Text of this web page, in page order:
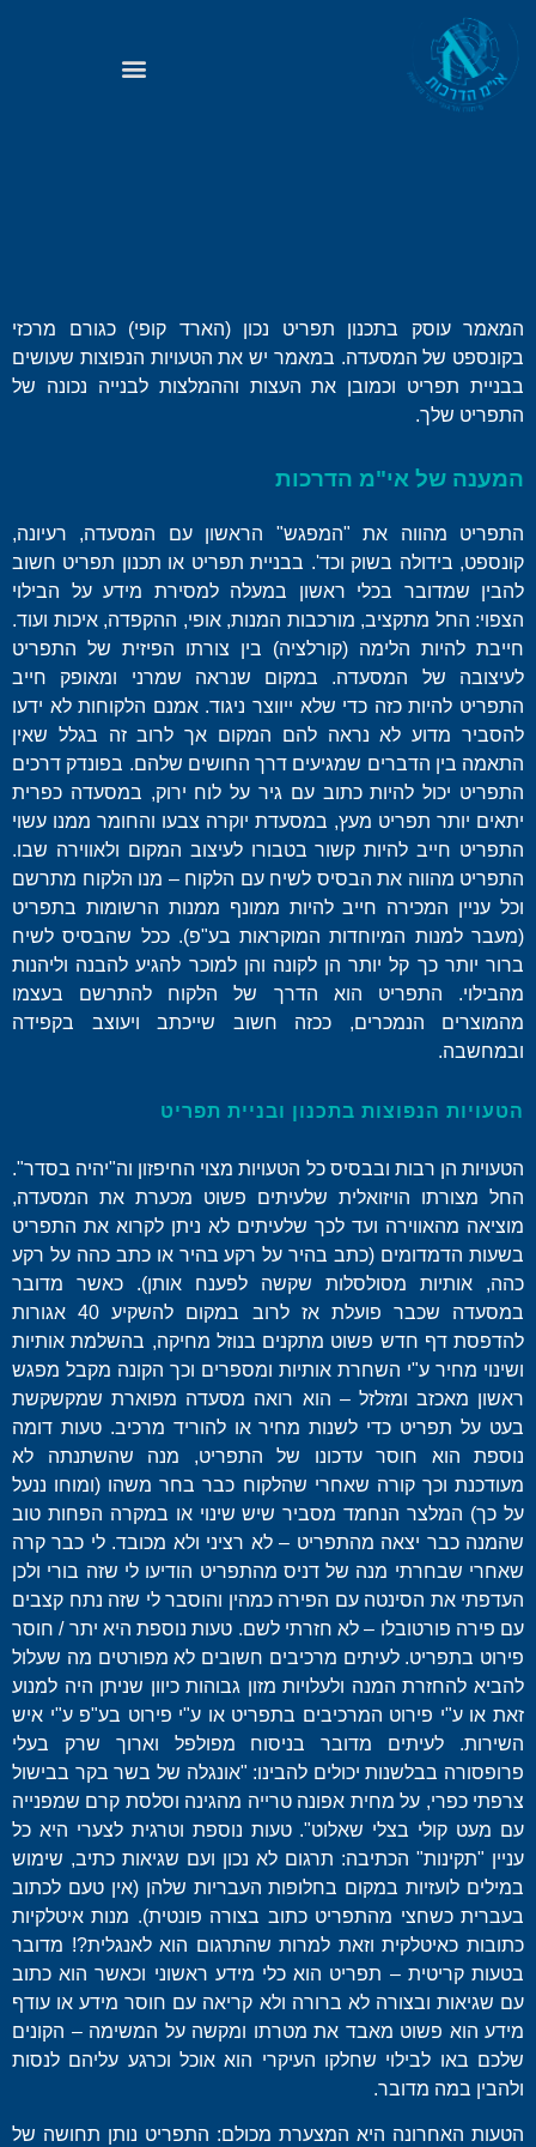
המאמר עוסק בתכנון תפריט נכון (הארד קופי) כגורם מרכזי
בקונספט של המסעדה. במאמר יש את הטעויות הנפוצות שעושים
בבניית תפריט וכמובן את העצות וההמלצות לבנייה נכונה של
התפריט שלך.
המענה של אי"מ הדרכות
התפריט מהווה את "המפגש" הראשון עם המסעדה, רעיונה,
קונספט, בידולה בשוק וכד'. בבניית תפריט או תכנון תפריט חשוב
להבין שמדובר בכלי ראשון במעלה למסירת מידע על הבילוי
הצפוי: החל מתקציב, מורכבות המנות, אופי, ההקפדה, איכות ועוד.
חייבת להיות הלימה (קורלציה) בין צורתו הפיזית של התפריט
לעיצובה של המסעדה. במקום שנראה שמרני ומאופק חייב
התפריט להיות כזה כדי שלא ייווצר ניגוד. אמנם הלקוחות לא ידעו
להסביר מדוע לא נראה להם המקום אך לרוב זה בגלל שאין
התאמה בין הדברים שמגיעים דרך החושים שלהם. בפונדק דרכים
התפריט יכול להיות כתוב עם גיר על לוח ירוק, במסעדה כפרית
יתאים יותר תפריט מעץ, במסעדת יוקרה צבעו והחומר ממנו עשוי
התפריט חייב להיות קשור בטבורו לעיצוב המקום ולאווירה שבו.
התפריט מהווה את הבסיס לשיח עם הלקוח – מנו הלקוח מתרשם
וכל עניין המכירה חייב להיות ממונף ממנות הרשומות בתפריט
(מעבר למנות המיוחדות המוקראות בע"פ). ככל שהבסיס לשיח
ברור יותר כך קל יותר הן לקונה והן למוכר להגיע להבנה וליהנות
מהבילוי. התפריט הוא הדרך של הלקוח להתרשם בעצמו
מהמוצרים הנמכרים, ככזה חשוב שייכתב ויעוצב בקפידה
ובמחשבה.
הטעויות הנפוצות בתכנון ובניית תפריט
הטעויות הן רבות ובבסיס כל הטעויות מצוי החיפזון וה"יהיה בסדר".
החל מצורתו הויזואלית שלעיתים פשוט מכערת את המסעדה,
מוציאה מהאווירה ועד לכך שלעיתים לא ניתן לקרוא את התפריט
בשעות הדמדומים (כתב בהיר על רקע בהיר או כתב כהה על רקע
כהה, אותיות מסולסלות שקשה לפענח אותן). כאשר מדובר
במסעדה שכבר פועלת אז לרוב במקום להשקיע 40 אגורות
להדפסת דף חדש פשוט מתקנים בנוזל מחיקה, בהשלמת אותיות
ושינוי מחיר ע"י השחרת אותיות ומספרים וכך הקונה מקבל מפגש
ראשון מאכזב ומזלזל – הוא רואה מסעדה מפוארת שמקשקשת
בעט על תפריט כדי לשנות מחיר או להוריד מרכיב. טעות דומה
נוספת הוא חוסר עדכונו של התפריט, מנה שהשתנתה לא
מעודכנת וכך קורה שאחרי שהלקוח כבר בחר משהו (ומוחו ננעל
על כך) המלצר הנחמד מסביר שיש שינוי או במקרה הפחות טוב
שהמנה כבר יצאה מהתפריט – לא רציני ולא מכובד. לי כבר קרה
שאחרי שבחרתי מנה של דניס מהתפריט הודיעו לי שזה בורי ולכן
העדפתי את הסינטה עם הפירה כמהין והוסבר לי שזה נתח קצבים
עם פירה פורטובלו – לא חזרתי לשם. טעות נוספת היא יתר / חוסר
פירוט בתפריט. לעיתים מרכיבים חשובים לא מפורטים מה שעלול
להביא להחזרת המנה ולעלויות מזון גבוהות כיוון שניתן היה למנוע
זאת או ע"י פירוט המרכיבים בתפריט או ע"י פירוט בע"פ ע"י איש
השירות. לעיתים מדובר בניסוח מפולפל וארוך שרק בעלי
פרופסורה בבלשנות יכולים להבינו: "אונגלה של בשר בקר בבישול
צרפתי כפרי, על מחית אפונה טרייה מהגינה וסלסת קרם שמפנייה
עם מעט קולי בצלי שאלוט". טעות נוספת וטרגית לצערי היא כל
עניין "תקינות" הכתיבה: תרגום לא נכון ועם שגיאות כתיב, שימוש
במילים לועזיות במקום בחלופות העבריות שלהן (אין טעם לכתוב
בעברית כשחצי מהתפריט כתוב בצורה פונטית). מנות איטלקיות
כתובות כאיטלקית וזאת למרות שהתרגום הוא לאנגלית?! מדובר
בטעות קריטית – תפריט הוא כלי מידע ראשוני וכאשר הוא כתוב
עם שגיאות ובצורה לא ברורה ולא קריאה עם חוסר מידע או עודף
מידע הוא פשוט מאבד את מטרתו ומקשה על המשימה – הקונים
שלכם באו לבילוי שחלקו העיקרי הוא אוכל וכרגע עליהם לנסות
ולהבין במה מדובר.
הטעות האחרונה היא המצערת מכולם: התפריט נותן תחושה של